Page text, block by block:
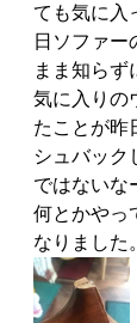
ても気に入
日ソファー
まま知らず
気に入りの
たことが昨
シュバック
ではないな
何とかやっ
なりました。